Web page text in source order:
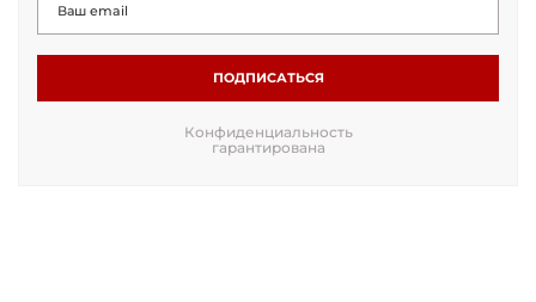
ПОДПИСАТЬСЯ
Конфиденциальность
гарантирована